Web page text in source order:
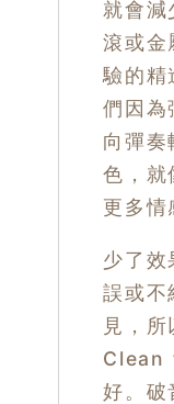
就會減
滾或金
驗的精
們因為
向彈奏
色，
更多情
少了效
誤或不
見，
Clean
好。破